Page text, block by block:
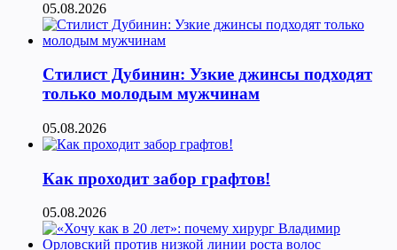
05.08.2026
Стилист Дубинин: Узкие джинсы подходят
только молодым мужчинам
05.08.2026
Как проходит забор графтов!
05.08.2026